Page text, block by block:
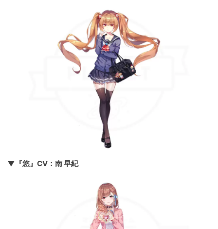
▼『悠』CV：南 早紀